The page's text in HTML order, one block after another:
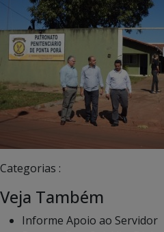
Categorias :
Veja Também
Informe Apoio ao Servidor